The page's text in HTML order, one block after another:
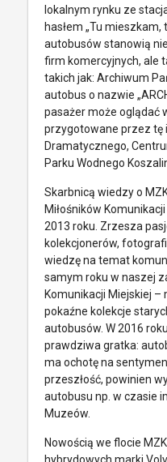
lokalnym rynku ze
hasłem „Tu mieszkam,
autobusów stanowią
firm komercyjnych, ale
takich jak: Archiwum
autobus o nazwie
pasażer może oglądać
przygotowane przez tę
Dramatycznego,
Parku Wodnego
Skarbnicą wiedzy o
Miłośników
2013 roku. Zrzesza
kolekcjonerów,
wiedzę na temat
samym roku w naszej
Komunikacji Miejskiej
pokaźne kolekcje
autobusów. W 2016
prawdziwa gratka:
ma ochotę na
przeszłość, powinien
autobusu np. w czasie
Muzeów.
Nowością we flocie